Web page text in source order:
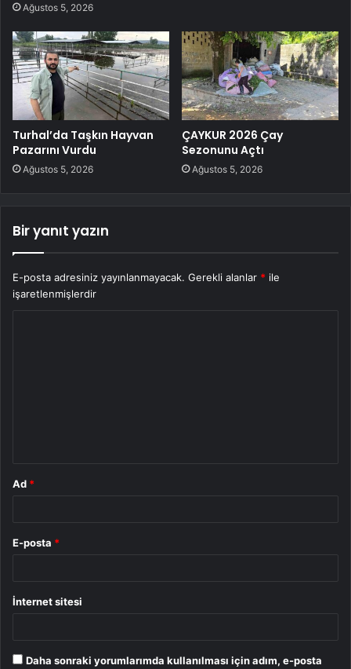
Ağustos 5, 2026
Turhal’da Taşkın Hayvan
Pazarını Vurdu
Ağustos 5, 2026
ÇAYKUR 2026 Çay
Sezonunu Açtı
Ağustos 5, 2026
Bir yanıt yazın
E-posta adresiniz yayınlanmayacak. Gerekli alanlar * ile
işaretlenmişlerdir
Ad *
E-posta *
İnternet sitesi
Daha sonraki yorumlarımda kullanılması için adım, e-posta